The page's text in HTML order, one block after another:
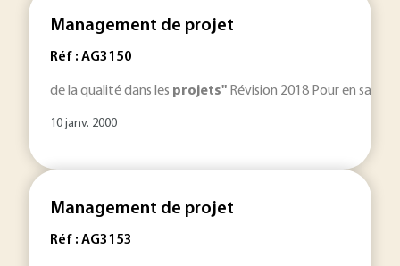
Management de projet
Réf : AG3150
de la qualité dans les projets" Révision 2018 Pour en
10 janv. 2000
Management de projet
Réf : AG3153